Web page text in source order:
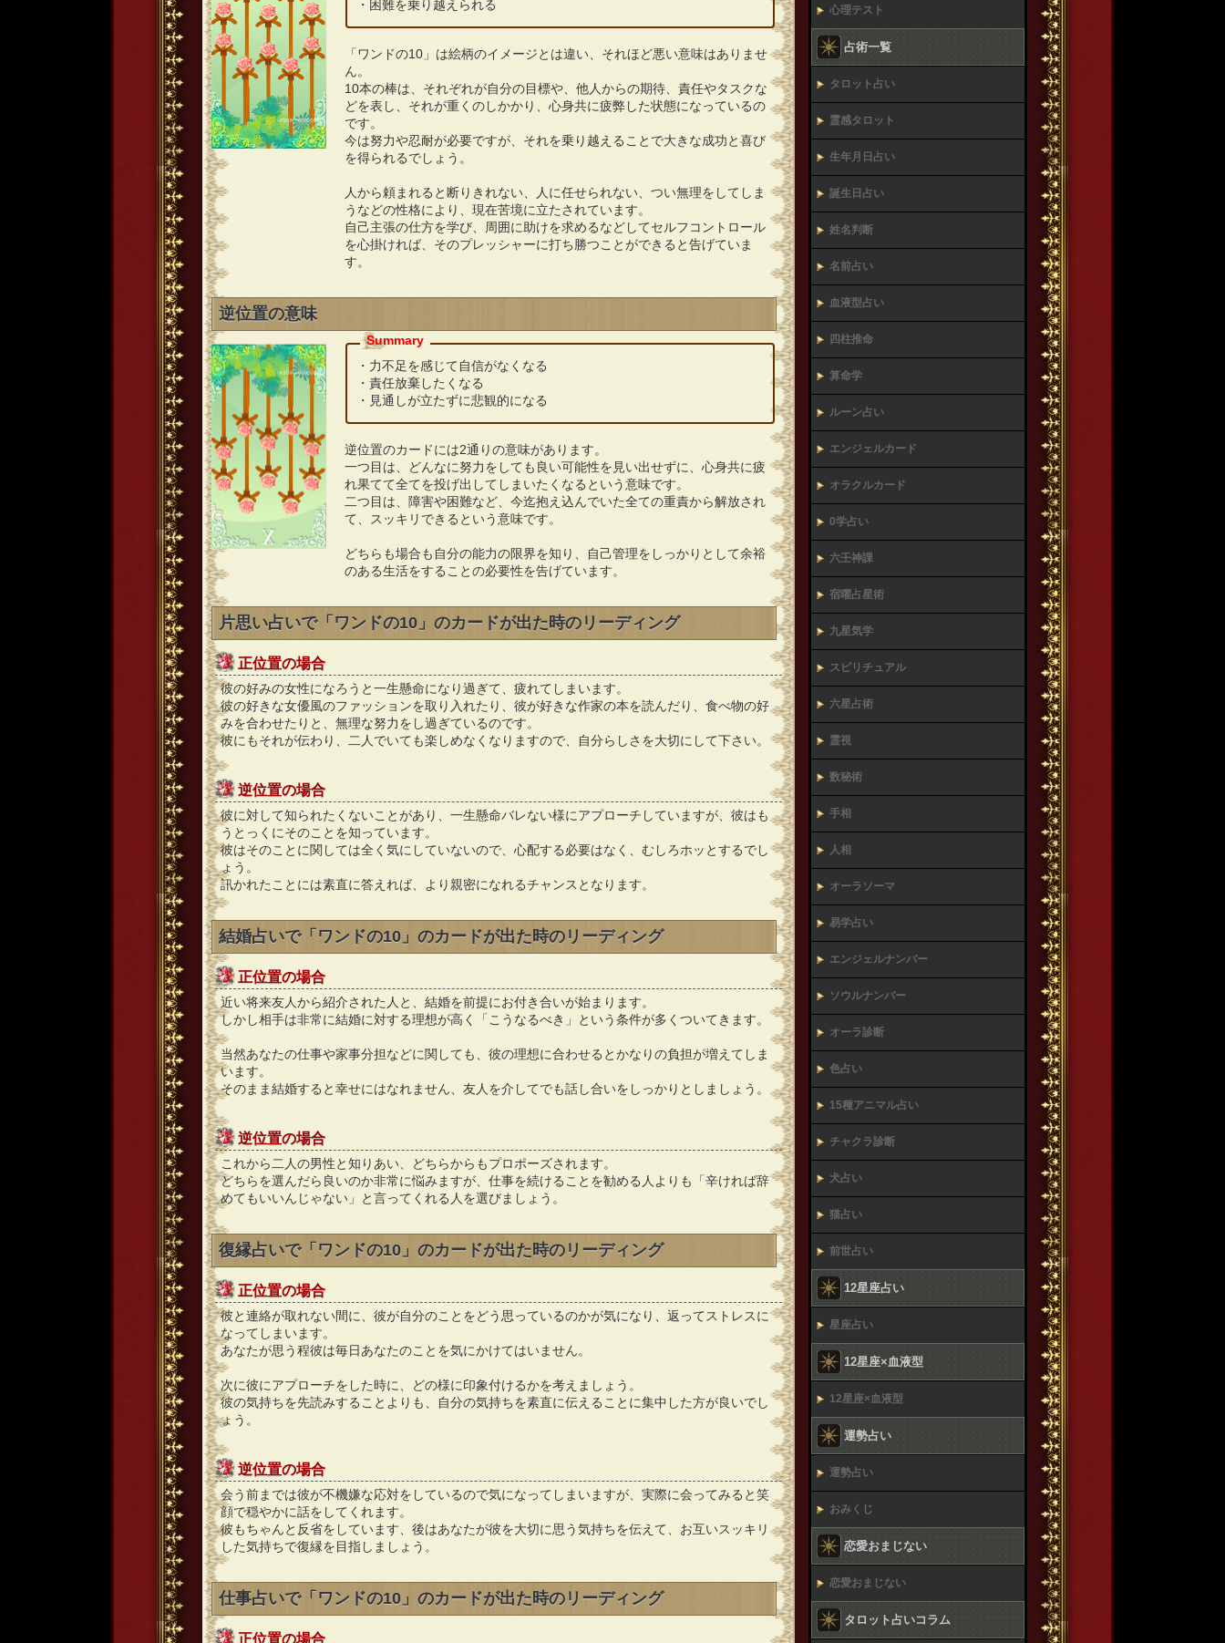
・困難を乗り越えられる
「ワンドの10」は絵柄のイメージとは違い、それほど悪い意味はありませ
ん。
10本の棒は、それぞれが自分の目標や、他人からの期待、責任やタスクな
どを表し、それが重くのしかかり、心身共に疲弊した状態になっているの
です。
今は努力や忍耐が必要ですが、それを乗り越えることで大きな成功と喜び
を得られるでしょう。
人から頼まれると断りきれない、人に任せられない、つい無理をしてしま
うなどの性格により、現在苦境に立たされています。
自己主張の仕方を学び、周囲に助けを求めるなどしてセルフコントロール
を心掛ければ、そのプレッシャーに打ち勝つことができると告げていま
す。
逆位置の意味
・力不足を感じて自信がなくなる
・責任放棄したくなる
・見通しが立たずに悲観的になる
逆位置のカードには2通りの意味があります。
一つ目は、どんなに努力をしても良い可能性を見い出せずに、心身共に疲
れ果てて全てを投げ出してしまいたくなるという意味です。
二つ目は、障害や困難など、今迄抱え込んでいた全ての重責から解放され
て、スッキリできるという意味です。
どちらも場合も自分の能力の限界を知り、自己管理をしっかりとして余裕
のある生活をすることの必要性を告げています。
片思い占いで「ワンドの10」のカードが出た時のリーディング
正位置の場合
彼の好みの女性になろうと一生懸命になり過ぎて、疲れてしまいます。
彼の好きな女優風のファッションを取り入れたり、彼が好きな作家の本を読んだり、食べ物の好
みを合わせたりと、無理な努力をし過ぎているのです。
彼にもそれが伝わり、二人でいても楽しめなくなりますので、自分らしさを大切にして下さい。
逆位置の場合
彼に対して知られたくないことがあり、一生懸命バレない様にアプローチしていますが、彼はも
うとっくにそのことを知っています。
彼はそのことに関しては全く気にしていないので、心配する必要はなく、むしろホッとするでし
ょう。
訊かれたことには素直に答えれば、より親密になれるチャンスとなります。
結婚占いで「ワンドの10」のカードが出た時のリーディング
正位置の場合
近い将来友人から紹介された人と、結婚を前提にお付き合いが始まります。
しかし相手は非常に結婚に対する理想が高く「こうなるべき」という条件が多くついてきます。
当然あなたの仕事や家事分担などに関しても、彼の理想に合わせるとかなりの負担が増えてしま
います。
そのまま結婚すると幸せにはなれません、友人を介してでも話し合いをしっかりとしましょう。
逆位置の場合
これから二人の男性と知りあい、どちらからもプロポーズされます。
どちらを選んだら良いのか非常に悩みますが、仕事を続けることを勧める人よりも「辛ければ辞
めてもいいんじゃない」と言ってくれる人を選びましょう。
復縁占いで「ワンドの10」のカードが出た時のリーディング
正位置の場合
彼と連絡が取れない間に、彼が自分のことをどう思っているのかが気になり、返ってストレスに
なってしまいます。
あなたが思う程彼は毎日あなたのことを気にかけてはいません。
次に彼にアプローチをした時に、どの様に印象付けるかを考えましょう。
彼の気持ちを先読みすることよりも、自分の気持ちを素直に伝えることに集中した方が良いでし
ょう。
逆位置の場合
会う前までは彼が不機嫌な応対をしているので気になってしまいますが、実際に会ってみると笑
顔で穏やかに話をしてくれます。
彼もちゃんと反省をしています、後はあなたが彼を大切に思う気持ちを伝えて、お互いスッキリ
した気持ちで復縁を目指しましょう。
仕事占いで「ワンドの10」のカードが出た時のリーディング
正位置の場合
心理テスト
占術一覧
タロット占い
霊感タロット
生年月日占い
誕生日占い
姓名判断
名前占い
血液型占い
四柱推命
算命学
ルーン占い
エンジェルカード
オラクルカード
0学占い
六壬神課
宿曜占星術
九星気学
スピリチュアル
六星占術
霊視
数秘術
手相
人相
オーラソーマ
易学占い
エンジェルナンバー
ソウルナンバー
オーラ診断
色占い
15種アニマル占い
チャクラ診断
犬占い
猫占い
前世占い
12星座占い
星座占い
12星座×血液型
12星座×血液型
運勢占い
運勢占い
おみくじ
恋愛おまじない
恋愛おまじない
タロット占いコラム